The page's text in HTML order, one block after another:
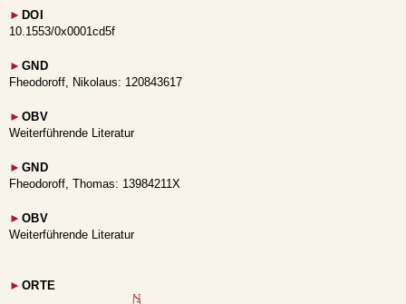
► DOI
10.1553/0x0001cd5f
► GND
Fheodoroff, Nikolaus: 120843617
► OBV
Weiterführende Literatur
► GND
Fheodoroff, Thomas: 13984211X
► OBV
Weiterführende Literatur
► ORTE